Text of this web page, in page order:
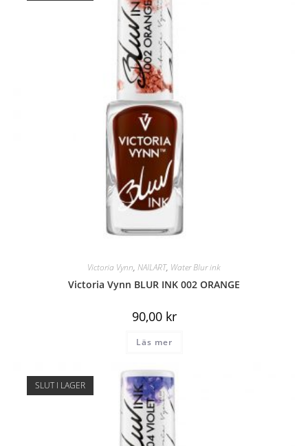
Victoria Vynn, NAILART, Water Blur ink
Victoria Vynn BLUR INK 002 ORANGE
90,00 kr
Läs mer
SLUT I LAGER